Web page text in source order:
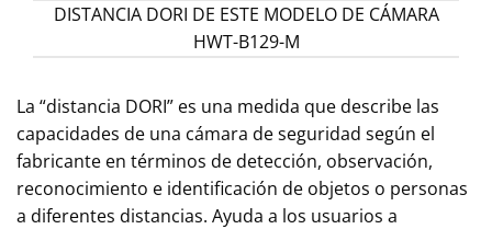
DISTANCIA DORI DE ESTE MODELO DE CÁMARA
HWT-B129-M
La “distancia DORI” es una medida que describe las
capacidades de una cámara de seguridad según el
fabricante en términos de detección, observación,
reconocimiento e identificación de objetos o personas
a diferentes distancias. Ayuda a los usuarios a